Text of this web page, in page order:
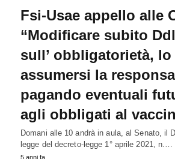
Fsi-Usae appello alle
“Modificare subito
sull’ obbligatorietà, lo
assumersi la
pagando eventuali
agli obbligati al
Domani alle 10 andrà in aula, al Senato, il
legge del decreto-legge 1° aprile 2021, n.…
5 anni fa